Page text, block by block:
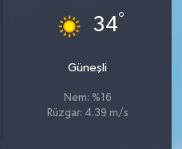
34°
Güneşli
Nem: %16
Rüzgar: 4.39 m/s